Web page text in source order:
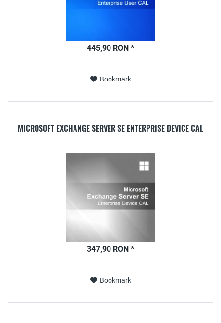
445,90 RON *
Bookmark
MICROSOFT EXCHANGE SERVER SE ENTERPRISE DEVICE CAL
347,90 RON *
Bookmark